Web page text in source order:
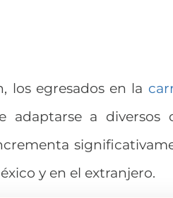
los egresados en la
adaptarse a diversos
y en el extranjero.